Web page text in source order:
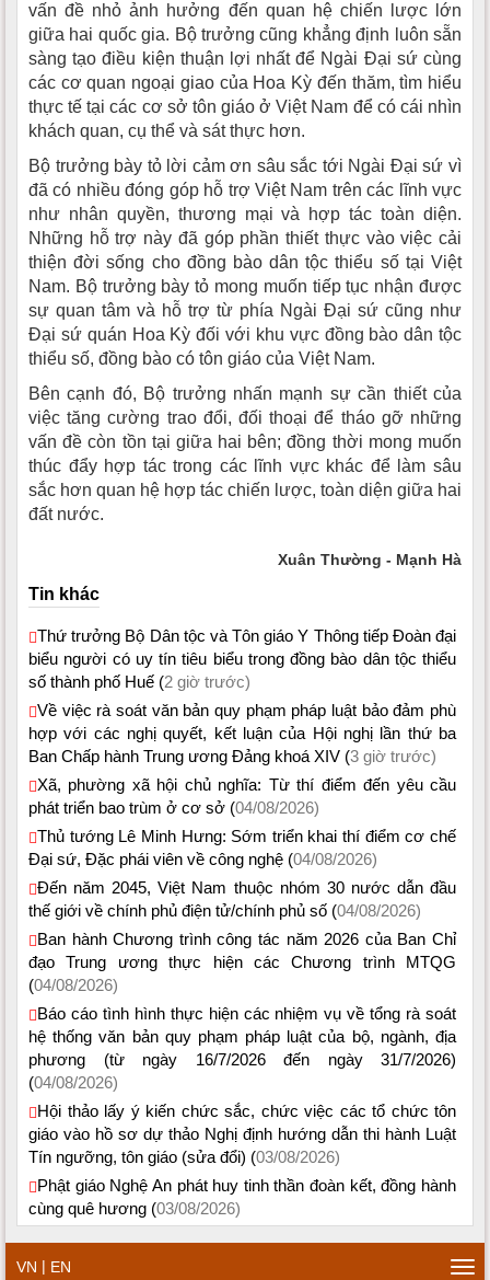
vấn đề nhỏ ảnh hưởng đến quan hệ chiến lược lớn
giữa hai quốc gia. Bộ trưởng cũng khẳng định luôn sẵn
sàng tạo điều kiện thuận lợi nhất để Ngài Đại sứ cùng
các cơ quan ngoại giao của Hoa Kỳ đến thăm, tìm hiểu
thực tế tại các cơ sở tôn giáo ở Việt Nam để có cái nhìn
khách quan, cụ thể và sát thực hơn.
Bộ trưởng bày tỏ lời cảm ơn sâu sắc tới Ngài Đại sứ vì
đã có nhiều đóng góp hỗ trợ Việt Nam trên các lĩnh vực
như nhân quyền, thương mại và hợp tác toàn diện.
Những hỗ trợ này đã góp phần thiết thực vào việc cải
thiện đời sống cho đồng bào dân tộc thiểu số tại Việt
Nam. Bộ trưởng bày tỏ mong muốn tiếp tục nhận được
sự quan tâm và hỗ trợ từ phía Ngài Đại sứ cũng như
Đại sứ quán Hoa Kỳ đối với khu vực đồng bào dân tộc
thiểu số, đồng bào có tôn giáo của Việt Nam.
Bên cạnh đó, Bộ trưởng nhấn mạnh sự cần thiết của
việc tăng cường trao đổi, đối thoại để tháo gỡ những
vấn đề còn tồn tại giữa hai bên; đồng thời mong muốn
thúc đẩy hợp tác trong các lĩnh vực khác để làm sâu
sắc hơn quan hệ hợp tác chiến lược, toàn diện giữa hai
đất nước.
Xuân Thường - Mạnh Hà
Tin khác
Thứ trưởng Bộ Dân tộc và Tôn giáo Y Thông tiếp Đoàn đại
biểu người có uy tín tiêu biểu trong đồng bào dân tộc thiểu
số thành phố Huế (2 giờ trước)
Về việc rà soát văn bản quy phạm pháp luật bảo đảm phù
hợp với các nghị quyết, kết luận của Hội nghị lần thứ ba
Ban Chấp hành Trung ương Đảng khoá XIV (3 giờ trước)
Xã, phường xã hội chủ nghĩa: Từ thí điểm đến yêu cầu
phát triển bao trùm ở cơ sở (04/08/2026)
Thủ tướng Lê Minh Hưng: Sớm triển khai thí điểm cơ chế
Đại sứ, Đặc phái viên về công nghệ (04/08/2026)
Đến năm 2045, Việt Nam thuộc nhóm 30 nước dẫn đầu
thế giới về chính phủ điện tử/chính phủ số (04/08/2026)
Ban hành Chương trình công tác năm 2026 của Ban Chỉ
đạo Trung ương thực hiện các Chương trình MTQG
(04/08/2026)
Báo cáo tình hình thực hiện các nhiệm vụ về tổng rà soát
hệ thống văn bản quy phạm pháp luật của bộ, ngành, địa
phương (từ ngày 16/7/2026 đến ngày 31/7/2026)
(04/08/2026)
Hội thảo lấy ý kiến chức sắc, chức việc các tổ chức tôn
giáo vào hồ sơ dự thảo Nghị định hướng dẫn thi hành Luật
Tín ngưỡng, tôn giáo (sửa đổi) (03/08/2026)
Phật giáo Nghệ An phát huy tinh thần đoàn kết, đồng hành
cùng quê hương (03/08/2026)
VN | EN